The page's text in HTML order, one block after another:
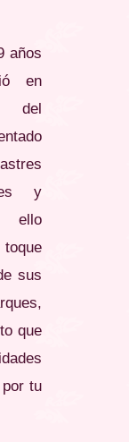
años
en
y
ello
sus
que
tu